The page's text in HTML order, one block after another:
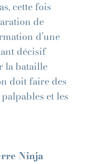
cette fois
de
d’une
décisif
la bataille
doit faire des
et les
Ninja